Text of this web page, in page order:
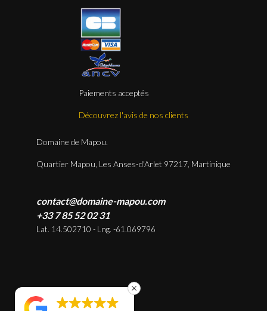
Paiements acceptés
Découvrez l'avis de nos clients
Domaine de Mapou.
Quartier Mapou, Les Anses-d'Arlet 97217, Martinique
contact@domaine-mapou.com
+33 7 85 52 02 31
Lat. 14.502710 - Lng. -61.069796